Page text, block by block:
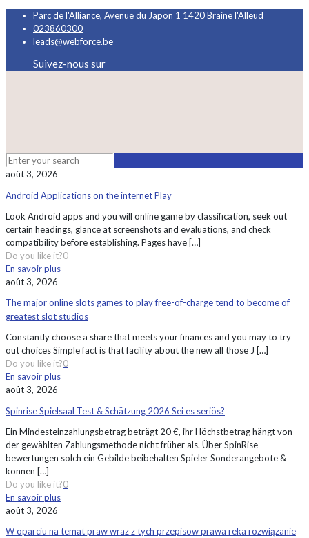
Parc de l'Alliance, Avenue du Japon 1 1420 Braine l'Alleud
023860300
leads@webforce.be
Suivez-nous sur
août 3, 2026
Android Applications on the internet Play
Look Android apps and you will online game by classification, seek out
certain headings, glance at screenshots and evaluations, and check
compatibility before establishing. Pages have[…]
Do you like it?0
En savoir plus
août 3, 2026
The major online slots games to play free-of-charge tend to become of
greatest slot studios
Constantly choose a share that meets your finances and you may to try
out choices Simple fact is that facility about the new all those J […]
Do you like it?0
En savoir plus
août 3, 2026
Spinrise Spielsaal Test & Schätzung 2026 Sei es seriös?
Ein Mindesteinzahlungsbetrag beträgt 20 €, ihr Höchstbetrag hängt von
der gewählten Zahlungsmethode nicht früher als. Über SpinRise
bewertungen solch ein Gebilde beibehalten Spieler Sonderangebote &
können […]
Do you like it?0
En savoir plus
août 3, 2026
W oparciu na temat praw wraz z tych przepisow prawa reka rozwiązanie